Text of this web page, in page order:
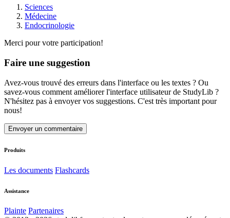
Sciences
Médecine
Endocrinologie
Merci pour votre participation!
Faire une suggestion
Avez-vous trouvé des erreurs dans l'interface ou les textes ? Ou
savez-vous comment améliorer l'interface utilisateur de StudyLib ?
N'hésitez pas à envoyer vos suggestions. C'est très important pour
nous!
Envoyer un commentaire
Produits
Les documents Flashcards
Assistance
Plainte Partenaires